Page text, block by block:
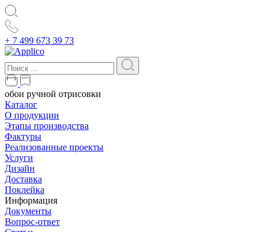
+ 7 499 673 39 73
обои ручной отрисовки
Каталог
О продукции
Этапы производства
Фактуры
Реализованные проекты
Услуги
Дизайн
Доставка
Поклейка
Информация
Документы
Вопрос-ответ